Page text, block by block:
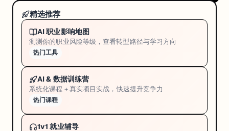
精选推荐
AI 职业影响地图
测测你的职业风险等级，查看转型路径与学习方向
热门工具
AI & 数据训练营
系统化课程 + 真实项目实战，快速提升竞争力
热门课程
1v1 就业辅导